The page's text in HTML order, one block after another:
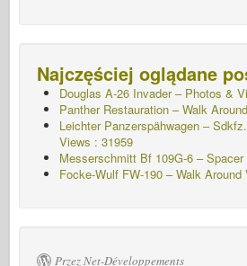
Najczęściej oglądane
Douglas A-26 Invader – Photos &
Panther Restauration – Walk
Leichter Panzerspähwagen –
Views : 31959
Messerschmitt Bf 109G-6 – Spacer
Focke-Wulf FW-190 – Walk
Przez Net-Développements